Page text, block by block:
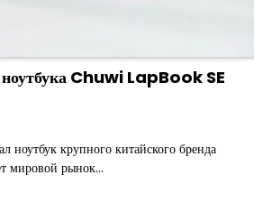
ноутбука Chuwi LapBook SE
ноутбук крупного китайского бренда
мировой рынок…